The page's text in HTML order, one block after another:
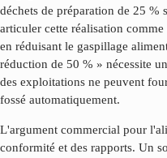
déchets de préparation de 25 %
articuler cette réalisation
en réduisant le gaspillage
réduction de 50 % » nécessite
des exploitations ne peuvent
fossé automatiquement.
L'argument commercial pour
conformité et des rapports. Un